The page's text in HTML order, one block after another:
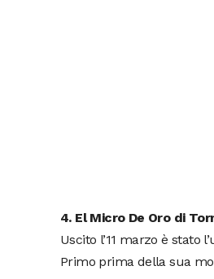
4. El Micro De Oro di
Uscito l’11 marzo è stato
Primo prima della sua